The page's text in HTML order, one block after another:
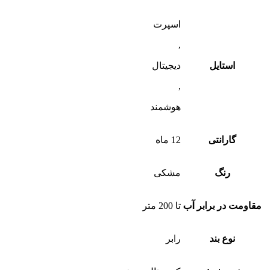
استایل
اسپرت
,
دیجیتال
,
هوشمند
گارانتی 12 ماه
رنگ مشکی
مقاومت در برابر آب تا 200 متر
نوع بند رابر